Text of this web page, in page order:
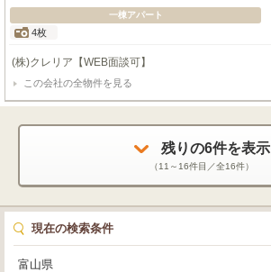
一棟アパート
4枚
(株)クレリア【WEB面談可】
この会社の全物件を見る
残りの6件を表示
（11～16件目／全16件）
現在の検索条件
富山県